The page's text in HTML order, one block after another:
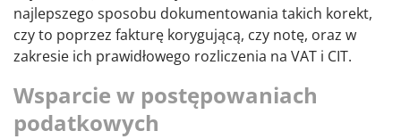
najlepszego sposobu dokumentowania takich korekt,
czy to poprzez fakturę korygującą, czy notę, oraz w
zakresie ich prawidłowego rozliczenia na VAT i CIT.
Wsparcie w postępowaniach
podatkowych